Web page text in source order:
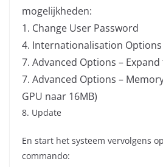
mogelijkheden:
1. Change User Password
4. Internationalisation
7. Advanced Options –
7. Advanced Options –
GPU naar 16MB)
8. Update
En start het systeem vervolgens
commando: